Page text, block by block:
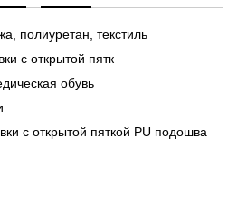
полиуретан, текстиль
с открытой пятк
обувь
с открытой пяткой PU подошва